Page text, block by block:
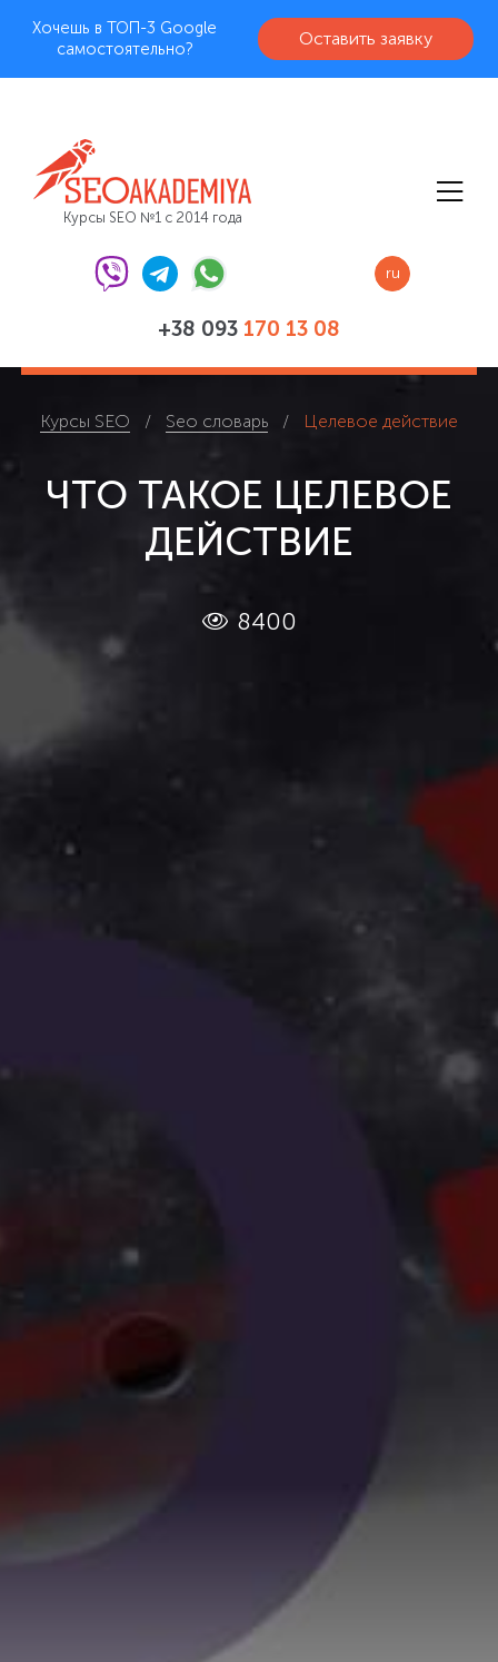
Хочешь в ТОП-3 Google
самостоятельно?
Оставить заявку
Курсы SEO №1 с 2014 года
+38 093 170 13 08
ru
Курсы SEO Seo словарь Целевое действие
ЧТО ТАКОЕ ЦЕЛЕВОЕ
ДЕЙСТВИЕ
8400